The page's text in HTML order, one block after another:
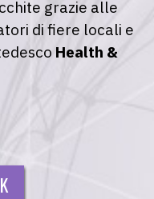
grazie alle
di fiere locali e
Health &